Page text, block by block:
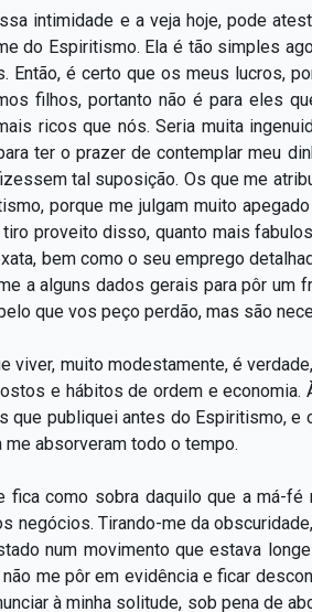
intimidade e a veja hoje, pode
do Espiritismo. Ela é tão simples
é certo que os meus lucros,
filhos, portanto não é para eles
ricos que nós. Seria muita
ter o prazer de contemplar meu
tal suposição. Os que me
porque me julgam muito
proveito disso, quanto mais
bem como o seu emprego
a alguns dados gerais para pôr um
que vos peço perdão, mas são
muito modestamente, é
e hábitos de ordem e economia.
que publiquei antes do Espiritismo,
absorveram todo o tempo.
como sobra daquilo que a má-fé
negócios. Tirando-me da
num movimento que estava
não me pôr em evidência e ficar
à minha solitude, sob pena de